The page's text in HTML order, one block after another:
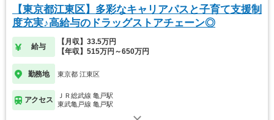
【東京都江東区】多彩なキャリアパスと子育て支援制
度充実♪高給与のドラッグストアチェーン◎
給与
【月収】33.5万円
【年収】515万円～650万円
勤務地 東京都 江東区
アクセス
ＪＲ総武線 亀戸駅
東武亀戸線 亀戸駅